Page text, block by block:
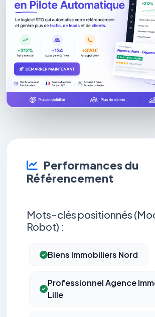
Performances du
Référencement
Mots-clés positionnés
Robot) :
Biens Immobiliers Nord
Professionnel Agence
Lille